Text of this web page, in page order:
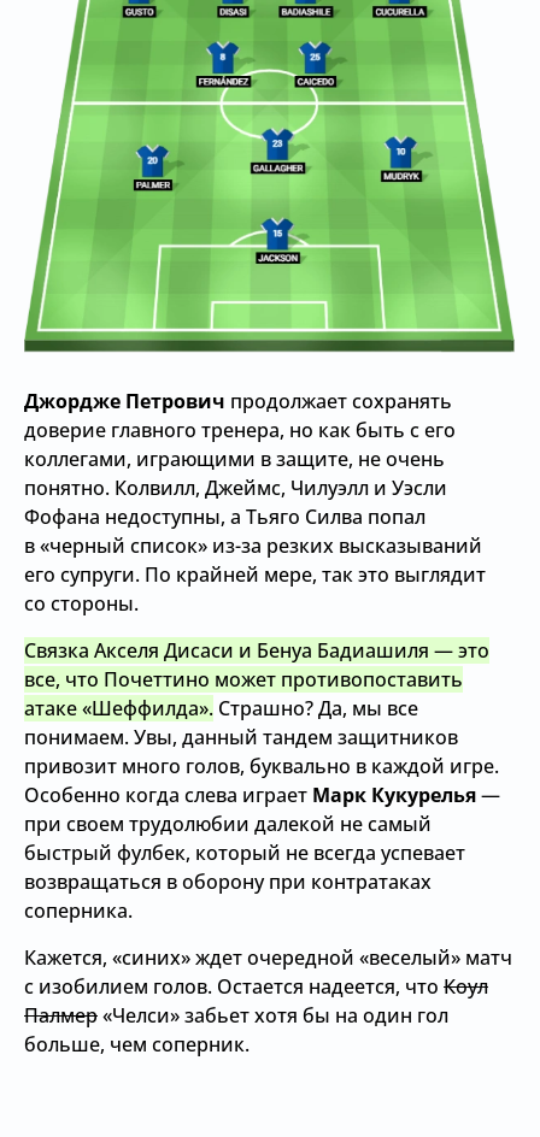
Джордже Петрович продолжает сохранять
доверие главного тренера, но как быть с его
коллегами, играющими в защите, не очень
понятно. Колвилл, Джеймс, Чилуэлл и Уэсли
Фофана недоступны, а Тьяго Силва попал
в «черный список» из-за резких высказываний
его супруги. По крайней мере, так это выглядит
со стороны.
Связка Акселя Дисаси и Бенуа Бадиашиля — это
все, что Почеттино может противопоставить
атаке «Шеффилда». Страшно? Да, мы все
понимаем. Увы, данный тандем защитников
привозит много голов, буквально в каждой игре.
Особенно когда слева играет Марк Кукурелья—
при своем трудолюбии далекой не самый
быстрый фулбек, который не всегда успевает
возвращаться в оборону при контратаках
соперника.
Кажется, «синих» ждет очередной «веселый» матч
с изобилием голов. Остается надеется, что Коул
Палмер«Челси» забьет хотя бы на один гол
больше, чем соперник.